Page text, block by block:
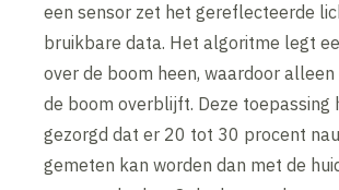
een sensor zet het gereflecteerde
bruikbare data. Het algoritme legt
over de boom heen, waardoor
de boom overblijft. Deze toepassing
gezorgd dat er 20 tot 30 procent
gemeten kan worden dan met de